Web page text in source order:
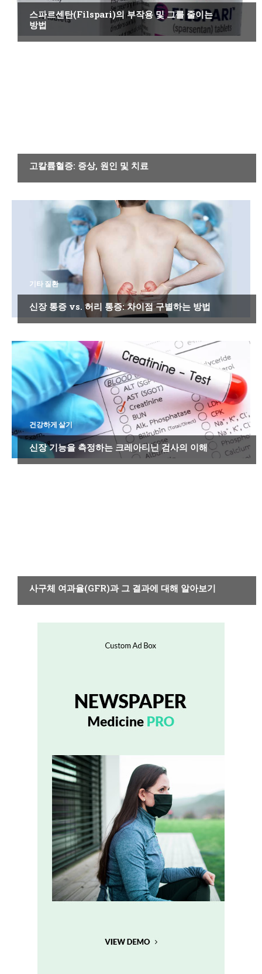
스파르센탄(Filspari)의 부작용 및 그를 줄이는
방법
고칼륨혈증: 증상, 원인 및 치료
기타 질환
신장 통증 vs. 허리 통증: 차이점 구별하는 방법
건강하게 살기
신장 기능을 측정하는 크레아티닌 검사의 이해
사구체 여과율(GFR)과 그 결과에 대해 알아보기